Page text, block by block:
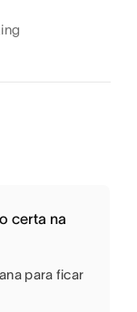
certa na
para ficar